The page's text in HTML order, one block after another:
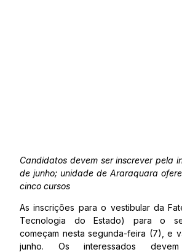
Candidatos devem ser inscrever pela
de junho; unidade de Araraquara
cinco cursos
As inscrições para o vestibular da
Tecnologia do Estado) para o
começam nesta segunda-feira (7), e
junho. Os interessados